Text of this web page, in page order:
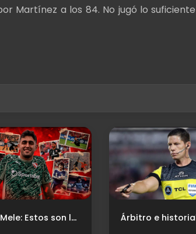
Martínez a los 84. No jugó lo
Firmó Mele: Estos son los arqueros uruguayos que dejaron una huella en Independiente